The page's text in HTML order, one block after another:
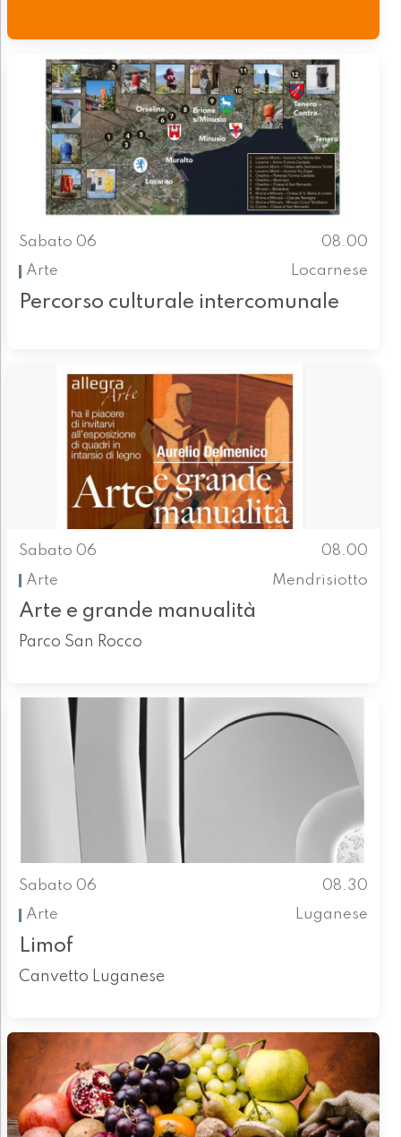
Sabato 06
08.00
Arte
Locarnese
Percorso culturale intercomunale
Sabato 06
08.00
Arte
Mendrisiotto
Arte e grande manualità
Parco San Rocco
Sabato 06
08.30
Arte
Luganese
Limof
Canvetto Luganese